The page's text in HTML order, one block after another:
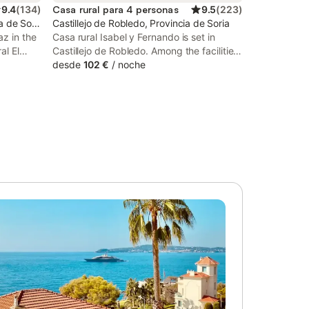
9.4(134)
de Soria
in the
El
Casa rural para 4 personas 9.5(223)
Castillejo de Robledo, Provincia de Soria
Casa rural Isabel y Fernando is set in
Castillejo de Robledo. Among the facilities
at this property are full-day security and
desde 102 € / noche